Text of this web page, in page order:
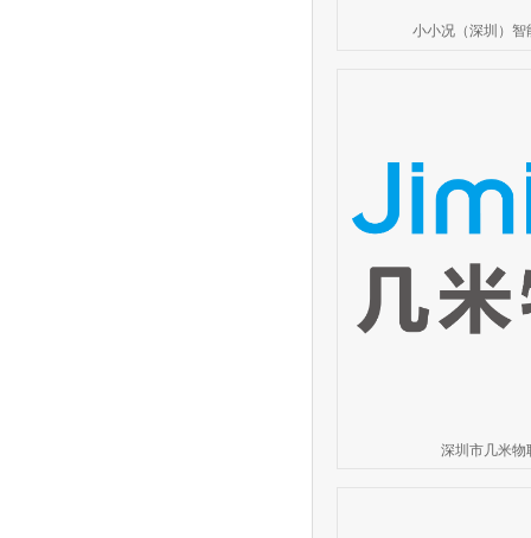
小小况（深圳）智
深圳市几米物